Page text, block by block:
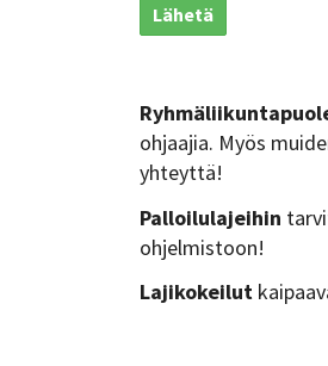
Lähetä
ohjaajia. Myös
yhteyttä!
Palloilulajeihin
ohjelmistoon!
Lajikokeilut